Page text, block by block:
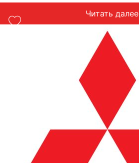
Читать далее